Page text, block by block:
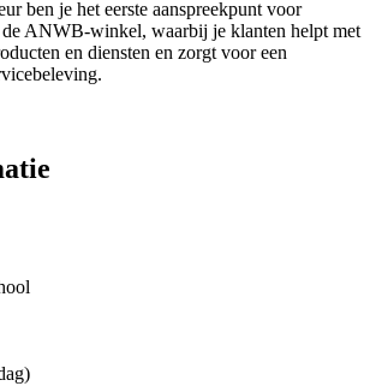
ben je het eerste aanspreekpunt voor
de ANWB-winkel, waarbij je klanten helpt met
en diensten en zorgt voor een